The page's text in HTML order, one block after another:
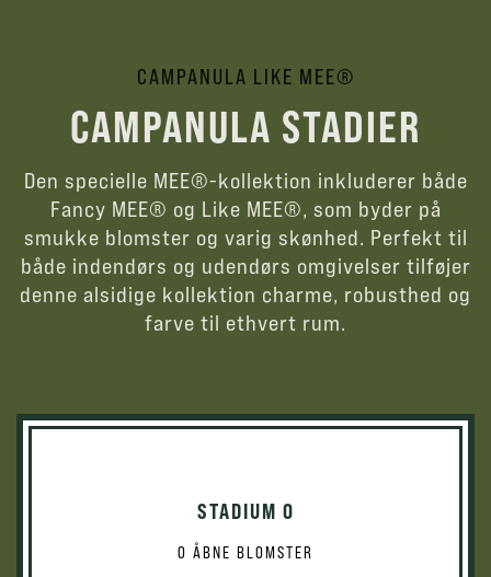
CAMPANULA LIKE MEE®
CAMPANULA STADIER
Den specielle MEE®-kollektion inkluderer både
Fancy MEE® og Like MEE®, som byder på
smukke blomster og varig skønhed. Perfekt til
både indendørs og udendørs omgivelser tilføjer
denne alsidige kollektion charme, robusthed og
farve til ethvert rum.
STADIUM 0
0 ÅBNE BLOMSTER